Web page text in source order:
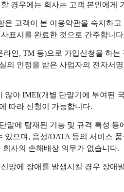
경우에는 회사는 고객 본인에게
고객이 본 이용약관을 숙지하
표시를 완료한 것으로 간주합니
인, TM 등)으로 가입신청을 하
의 인정을 받은 사업자의 전자서
아 IMEI(개별 단말기에 부여된
따라 신청이 가능합니다.
에 탑재된 기능 및 규격 특성 등
있으며, 음성/DATA 등의 서비스
사의 손해배상 의무가 없습니다.
망에 장애를 발생시킬 경우 장애